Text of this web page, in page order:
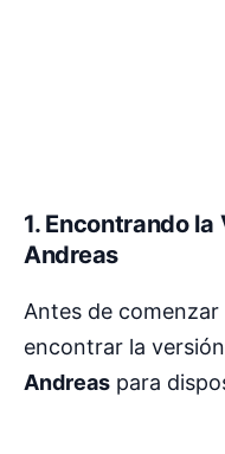
1. Encontrando la
Andreas
Antes de comenzar
encontrar la
Andreas para